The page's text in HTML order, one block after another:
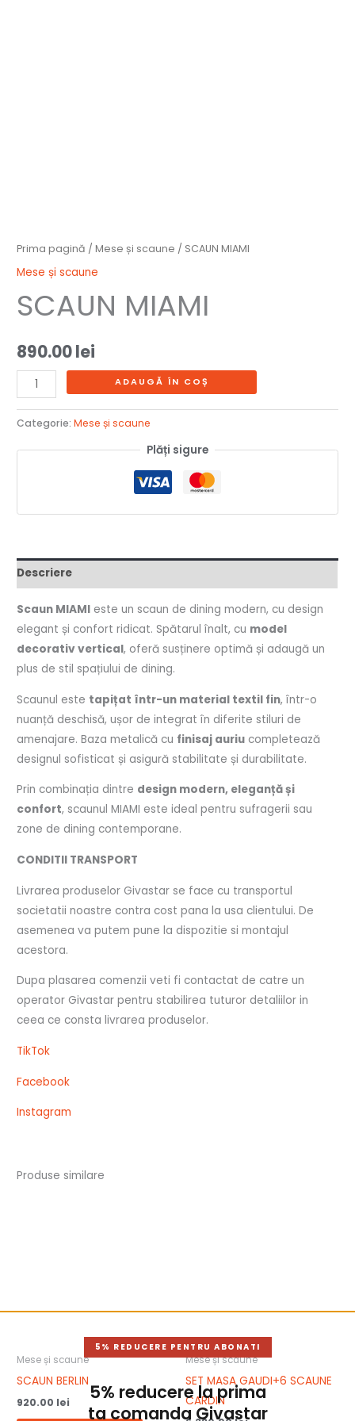
Prima pagină /Mese și scaune / SCAUN MIAMI
Mese și scaune
SCAUN MIAMI
890.00lei
ADAUGĂ ÎN COȘ
Categorie:Mese și scaune
Plăți sigure
Descriere
Scaun MIAMI este un scaun de dining modern, cu design
elegant și confort ridicat. Spătarul înalt, cu model
decorativ vertical, oferă susținere optimă și adaugă un
plus de stil spațiului de dining.
Scaunul este tapițat într-un material textil fin, într-o
nuanță deschisă, ușor de integrat în diferite stiluri de
amenajare. Baza metalică cu finisaj auriu completează
designul sofisticat și asigură stabilitate și durabilitate.
Prin combinația dintre design modern, eleganță și
confort, scaunul MIAMI este ideal pentru sufragerii sau
zone de dining contemporane.
CONDITII TRANSPORT
Livrarea produselor Givastar se face cu transportul
societatii noastre contra cost pana la usa clientului. De
asemenea va putem pune la dispozitie si montajul
acestora.
Dupa plasarea comenzii veti fi contactat de catre un
operator Givastar pentru stabilirea tuturor detaliilor in
ceea ce consta livrarea produselor.
TikTok
Facebook
Instagram
Produse similare
Mese și scaune
SCAUN BERLIN
920.00 lei
Mese și scaune
SET MASA GAUDI+6 SCAUNE
CARDIN
5% REDUCERE PENTRU ABONATI
5% reducere la prima
ta comanda Givastar